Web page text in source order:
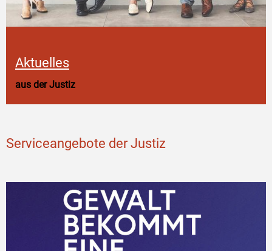
Aktuelles
aus der Justiz
Serviceangebote der Justiz